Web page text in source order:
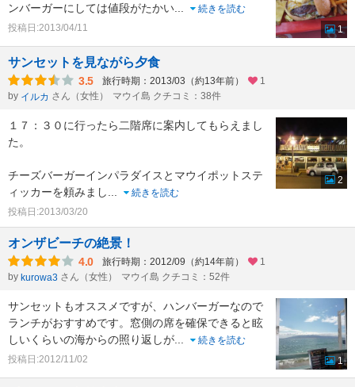
ンバーガーにしては値段がたかい...
続きを読む
投稿日:2013/04/11
1
サンセットを見ながら夕食
3.5 旅行時期：2013/03（約13年前）
1
by イルカ さん（女性） マウイ島 クチコミ：38件
１７：３０に行ったら二階席に案内してもらえまし
た。
チーズバーガーインパラダイスとマウイポットステ
ィッカーを頼みまし...
続きを読む
投稿日:2013/03/20
2
オンザビーチの絶景！
4.0 旅行時期：2012/09（約14年前）
1
by kurowa3 さん（女性） マウイ島 クチコミ：52件
サンセットもオススメですが、ハンバーガーなので
ランチがおすすめです。窓側の席を確保できると眩
しいくらいの海からの照り返しが...
続きを読む
投稿日:2012/11/02
1